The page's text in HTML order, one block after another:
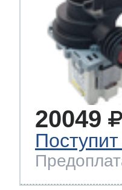
20049